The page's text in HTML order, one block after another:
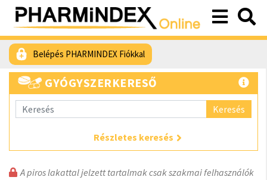
Belépés PHARMINDEX Fiókkal
GYÓGYSZERKERESŐ
Keresés
Részletes keresés
A piros lakattal jelzett tartalmak csak szakmai felhasználók